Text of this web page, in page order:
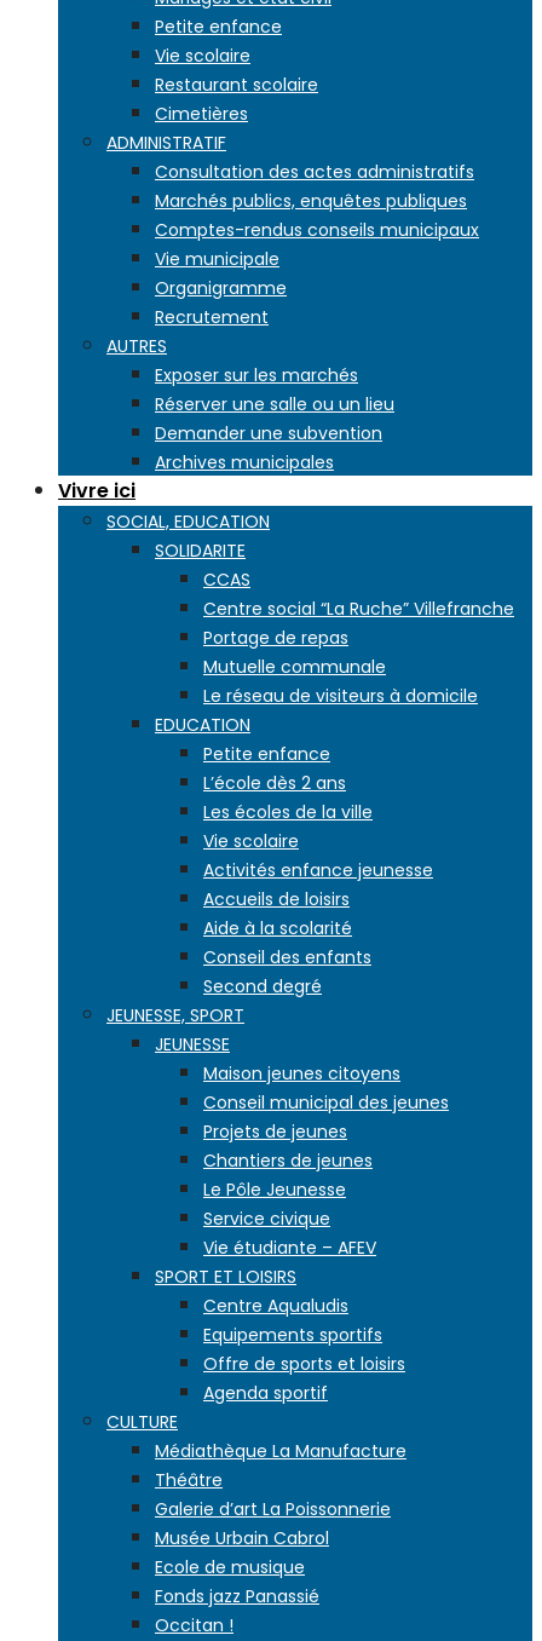
Petite enfance
Vie scolaire
Restaurant scolaire
Cimetières
ADMINISTRATIF
Consultation des actes administratifs
Marchés publics, enquêtes publiques
Comptes-rendus conseils municipaux
Vie municipale
Organigramme
Recrutement
AUTRES
Exposer sur les marchés
Réserver une salle ou un lieu
Demander une subvention
Archives municipales
Vivre ici
SOCIAL, EDUCATION
SOLIDARITE
CCAS
Centre social “La Ruche” Villefranche
Portage de repas
Mutuelle communale
Le réseau de visiteurs à domicile
EDUCATION
Petite enfance
L’école dès 2 ans
Les écoles de la ville
Vie scolaire
Activités enfance jeunesse
Accueils de loisirs
Aide à la scolarité
Conseil des enfants
Second degré
JEUNESSE, SPORT
JEUNESSE
Maison jeunes citoyens
Conseil municipal des jeunes
Projets de jeunes
Chantiers de jeunes
Le Pôle Jeunesse
Service civique
Vie étudiante – AFEV
SPORT ET LOISIRS
Centre Aqualudis
Equipements sportifs
Offre de sports et loisirs
Agenda sportif
CULTURE
Médiathèque La Manufacture
Théâtre
Galerie d’art La Poissonnerie
Musée Urbain Cabrol
Ecole de musique
Fonds jazz Panassié
Occitan !